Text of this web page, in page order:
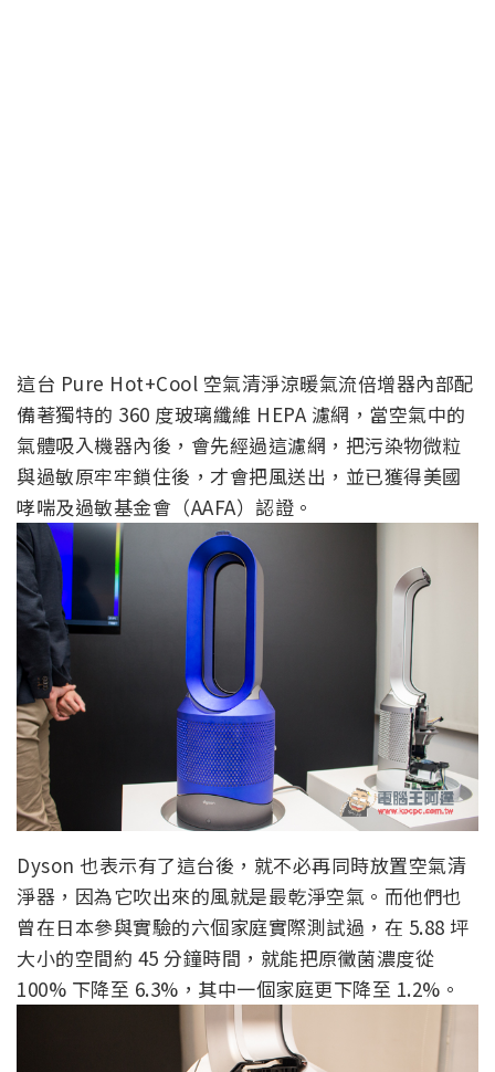
這台 Pure Hot+Cool 空氣清淨涼暖氣流倍增器內部配
備著獨特的 360 度玻璃纖維 HEPA 濾網，當空氣中的
氣體吸入機器內後，會先經過這濾網，把污染物微粒
與過敏原牢牢鎖住後，才會把風送出，並已獲得美國
哮喘及過敏基金會（AAFA）認證。
Dyson 也表示有了這台後，就不必再同時放置空氣清
淨器，因為它吹出來的風就是最乾淨空氣。而他們也
曾在日本參與實驗的六個家庭實際測試過，在 5.88 坪
大小的空間約 45 分鐘時間，就能把原黴菌濃度從
100% 下降至 6.3%，其中一個家庭更下降至 1.2%。